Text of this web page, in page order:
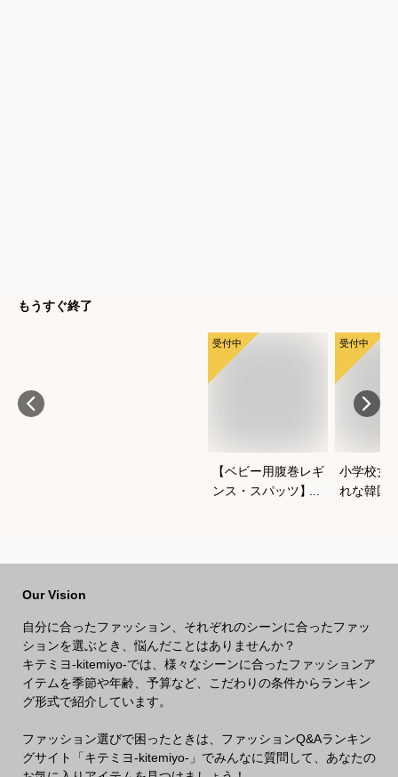
もうすぐ終了
受付中
【ベビー用腹巻レギ
ンス・スパッツ】よ
受付中
小学校女
れな韓国
Our Vision
自分に合ったファッション、それぞれのシーンに合ったファッ
ションを選ぶとき、悩んだことはありませんか？
キテミヨ-kitemiyo-では、様々なシーンに合ったファッションア
イテムを季節や年齢、予算など、こだわりの条件からランキン
グ形式で紹介しています。
ファッション選びで困ったときは、ファッションQ&Aランキン
グサイト「キテミヨ-kitemiyo-」でみんなに質問して、あなたの